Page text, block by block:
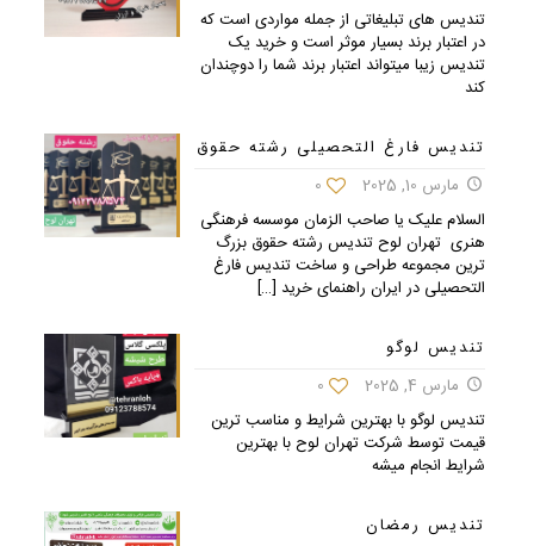
تندیس های تبلیغاتی از جمله مواردی است که
در اعتبار برند بسیار موثر است و خرید یک
تندیس زیبا میتواند اعتبار برند شما را دوچندان
کند
تندیس فارغ التحصیلی رشته حقوق
مارس 10, 2025
0
السلام علیک یا صاحب الزمان موسسه فرهنگی
هنری تهران لوح تندیس رشته حقوق بزرگ
ترین مجموعه طراحی و ساخت تندیس فارغ
التحصیلی در ایران راهنمای خرید […]
تندیس لوگو
مارس 4, 2025
0
تندیس لوگو با بهترین شرایط و مناسب ترین
قیمت توسط شرکت تهران لوح با بهترین
شرایط انجام میشه
تندیس رمضان